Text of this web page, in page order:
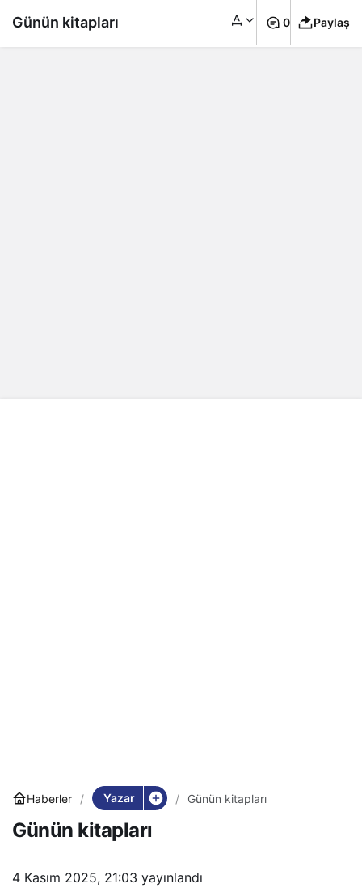
Haberler Yazar Günün kitapları
Günün kitapları
4 Kasım 2025, 21:03 yayınlandı
Günün kitapları 0 Paylaş